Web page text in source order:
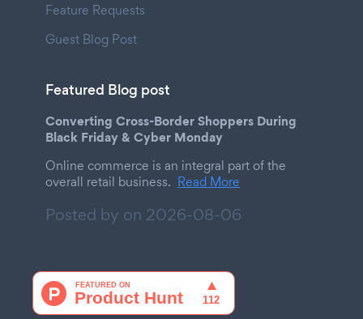
Feature Requests
Guest Blog Post
Featured Blog post
Converting Cross-Border Shoppers During
Black Friday & Cyber Monday
Online commerce is an integral part of the
overall retail business. Read More
Posted by on 2026-08-06